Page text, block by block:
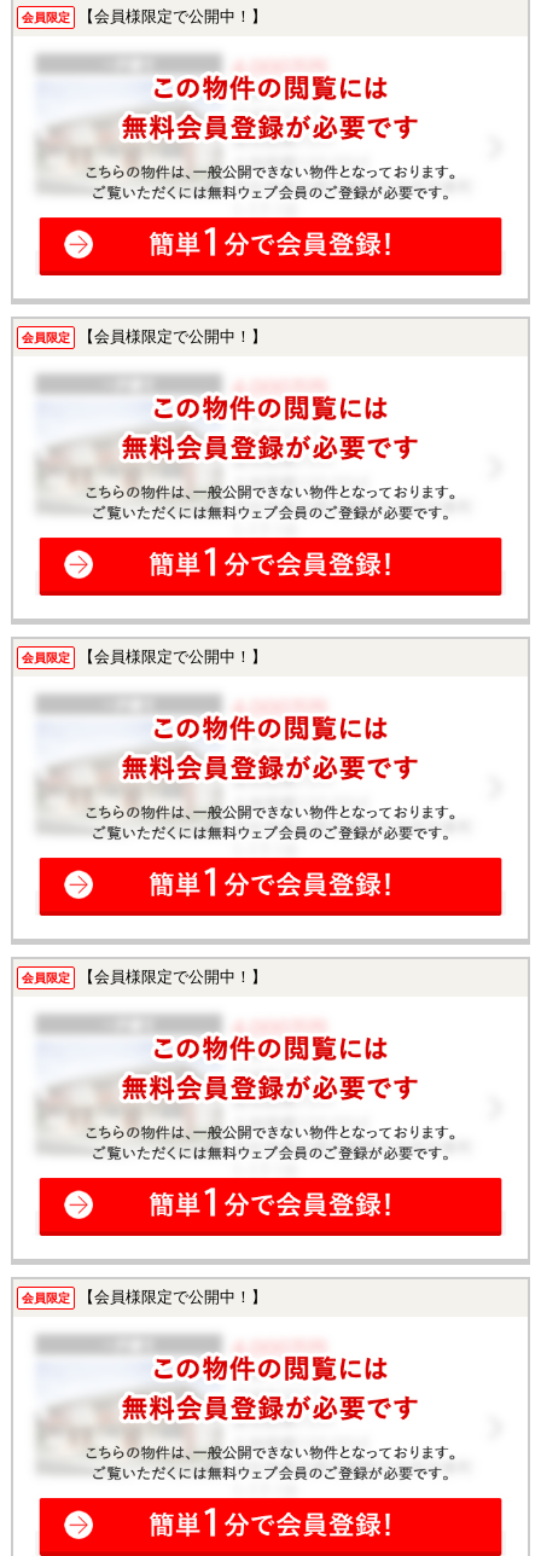
会員限定 【会員様限定で公開中！】
会員限定 【会員様限定で公開中！】
会員限定 【会員様限定で公開中！】
会員限定 【会員様限定で公開中！】
会員限定 【会員様限定で公開中！】